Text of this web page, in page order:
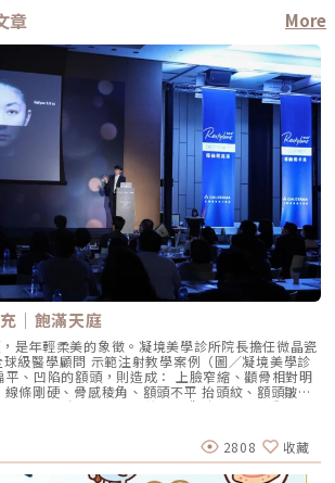
章
More
｜飽滿天庭
是年輕柔美的象徵。凝境美學診所院長擔任微晶瓷
級醫學顧問 示範注射教學案例（圖／凝境美學診
、凹陷的額頭，則造成： 上臉窄縮、顴骨相對明
條剛硬、骨感稜角、額頭不平 抬頭紋、額頭皺紋
支撐而下垂 凸眼、腫眼泡的外觀瑞絲朗女神動態玻
所院長示範注射教學案例（圖／凝境美學診所-曾
凹陷的形成原因： 先天額頭骨骼發育形狀 老化造
療方式相對於老化額頭的凹陷、眼眶骨稜角突出，
潤飽滿的，就像小孩子豐滿的額頭曲線。改善額頭
2808 收藏